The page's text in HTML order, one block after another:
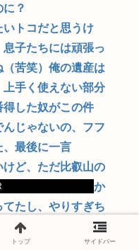
？
トコだと思うけ
子たちには頑張っ
苦笑）俺の遺産は
手く使えない部分
得した奴がこの件
んじゃないの、フフ
最後に一言
ど、ただ比叡山の
いことしちゃったか
たし、やりすぎち
はあるよね。こんな
肌脱ぎになりなが
トップ サイドバー